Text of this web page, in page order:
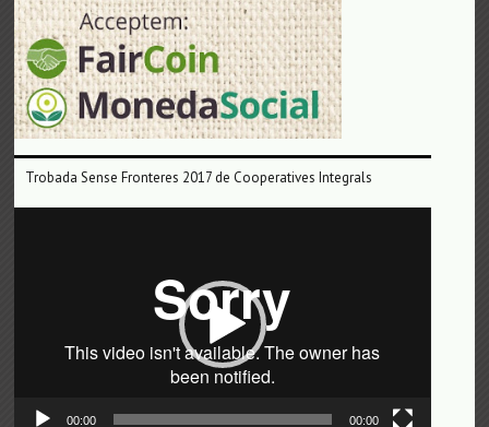
Trobada Sense Fronteres 2017 de Cooperatives Integrals
00:00 00:00